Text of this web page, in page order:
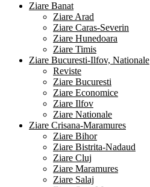
Ziare Banat
Ziare Arad
Ziare Caras-Severin
Ziare Hunedoara
Ziare Timis
Ziare Bucuresti-Ilfov, Nationale
Reviste
Ziare Bucuresti
Ziare Economice
Ziare Ilfov
Ziare Nationale
Ziare Crisana-Maramures
Ziare Bihor
Ziare Bistrita-Nadaud
Ziare Cluj
Ziare Maramures
Ziare Salaj